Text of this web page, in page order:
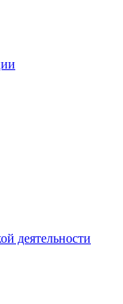
деятельности